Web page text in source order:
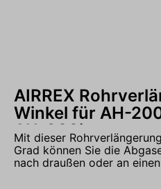
AIRREX
Winkel für AH-
AH-800i
Mit dieser
Grad können Sie die
nach draußen oder an